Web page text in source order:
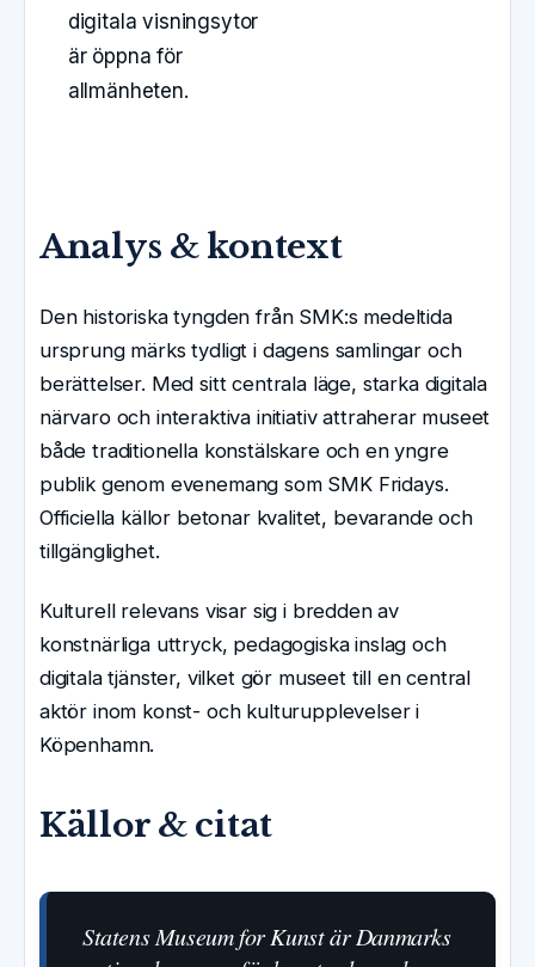
digitala visningsytor
är öppna för
allmänheten.
Analys & kontext
Den historiska tyngden från SMK:s medeltida
ursprung märks tydligt i dagens samlingar och
berättelser. Med sitt centrala läge, starka digitala
närvaro och interaktiva initiativ attraherar museet
både traditionella konstälskare och en yngre
publik genom evenemang som SMK Fridays.
Officiella källor betonar kvalitet, bevarande och
tillgänglighet.
Kulturell relevans visar sig i bredden av
konstnärliga uttryck, pedagogiska inslag och
digitala tjänster, vilket gör museet till en central
aktör inom konst- och kulturupplevelser i
Köpenhamn.
Källor & citat
Statens Museum for Kunst är Danmarks